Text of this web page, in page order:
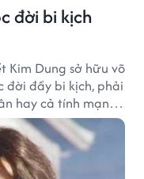
đời bi kịch
Kim Dung sở hữu võ
đời đầy bi kịch, phải
hay cả tính mạng,